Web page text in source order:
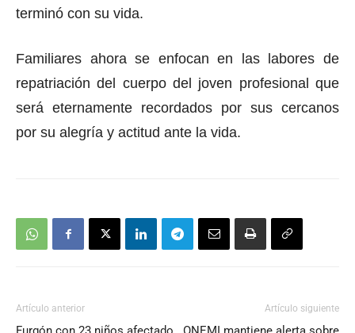
terminó con su vida.
Familiares ahora se enfocan en las labores de
repatriación del cuerpo del joven profesional que
será eternamente recordados por sus cercanos
por su alegría y actitud ante la vida.
Artículo anterior Artículo siguiente